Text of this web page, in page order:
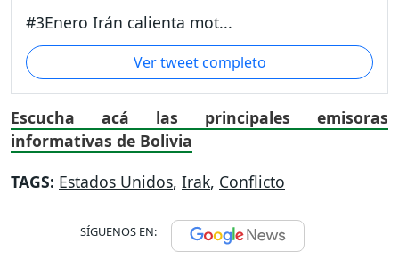
#3Enero Irán calienta mot...
Ver tweet completo
Escucha acá las principales emisoras
informativas de Bolivia
TAGS: Estados Unidos, Irak, Conflicto
SÍGUENOS EN: